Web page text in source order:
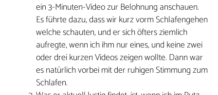
ein 3-Minuten-Video zur Belohnung anschauen.
Es führte dazu, dass wir kurz vorm Schlafengehen
welche schauten, und er sich öfters ziemlich
aufregte, wenn ich ihm nur eines, und keine zwei
oder drei kurzen Videos zeigen wollte. Dann war
es natürlich vorbei mit der ruhigen Stimmung zum
Schlafen.